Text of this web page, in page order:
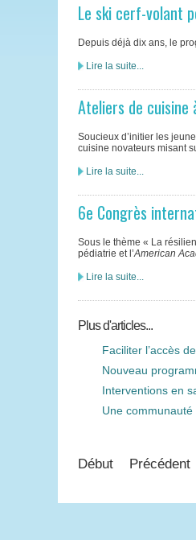
Le ski cerf-volant
Depuis déjà dix ans, le
Lire la suite...
Ateliers de cuisine
Soucieux d’initier les
cuisine novateurs misant
Lire la suite...
6e Congrès
Sous le thème « La
pédiatrie et l’American
Lire la suite...
Plus d'articles...
Faciliter l’accès
Nouveau
Interventions en
Une
Début Précédent